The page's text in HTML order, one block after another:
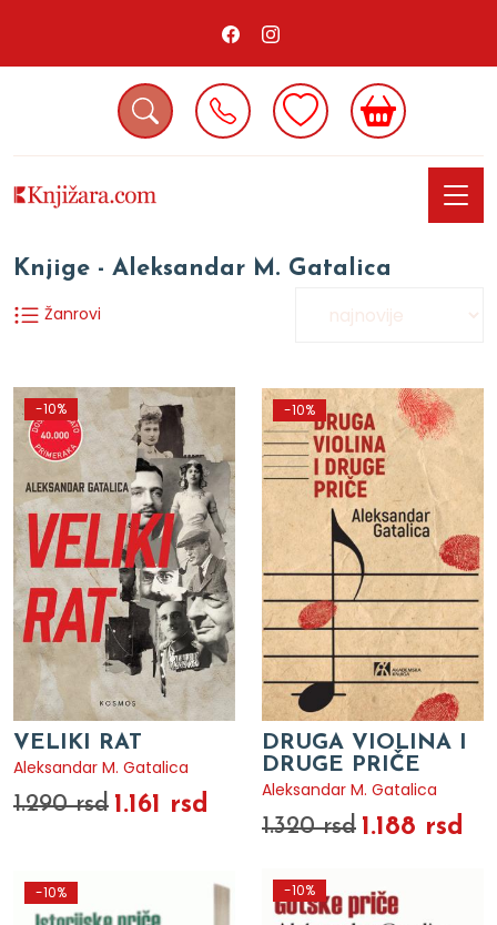
Knjige - Aleksandar M. Gatalica
Žanrovi
-10%
VELIKI RAT
Aleksandar M. Gatalica
1.290 rsd 1.161 rsd
-10%
DRUGA VIOLINA I
DRUGE PRIČE
Aleksandar M. Gatalica
1.320 rsd 1.188 rsd
-10% -10%